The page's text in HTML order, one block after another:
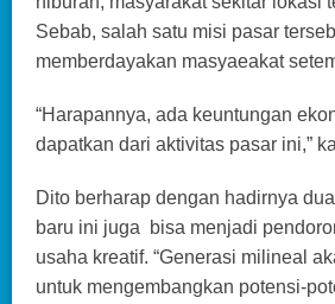
Sebab, salah satu misi pasar
memberdayakan masyaeakat
“Harapannya, ada keuntungan
dapatkan dari aktivitas pasar ini,”
Dito berharap dengan hadirnya
baru ini juga bisa menjadi
usaha kreatif. “Generasi milineal
untuk mengembangkan potensi-